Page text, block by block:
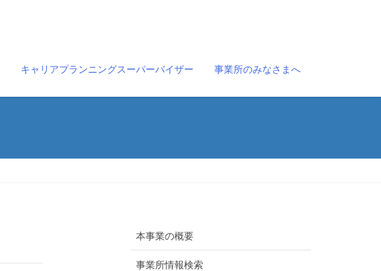
キャリアプランニングスーパーバイザー 事業所のみなさまへ
本事業の概要
事業所情報検索